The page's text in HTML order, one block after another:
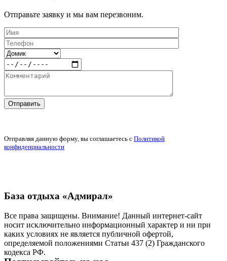
Отправьте заявку и мы вам перезвоним.
Отправляя данную форму, вы соглашаетесь c Политикой
конфиденциальности
База отдыха «Адмирал»
Все права защищены. Внимание! Данный интернет-сайт
носит исключительно информационный характер и ни при
каких условиях не является публичной офертой,
определяемой положениями Статьи 437 (2) Гражданского
кодекса РФ.